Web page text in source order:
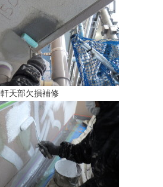
軒天部欠損補修